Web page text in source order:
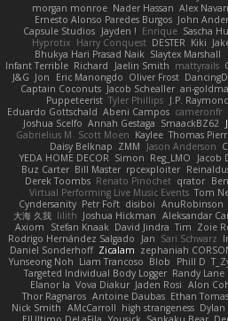
morgan monroe Nader Hassan Alex
Ernesto Alonso Paredes Burgos John
Capsule Studios Jayden ! Enrique Sascha
Hyprotix Harry Conquest DESTER Kiki
Bhukya Hari Prasad Naik Slaytex Marshall
Infant Terrible Richard Jaelin Smith mattyrails
J&G Jon Eric Manongdo Oliver Frost
Captain Coconuts Jacob Schealler ari-
Puppeteerist Tyler Phillips J.P. Raymond
Eduardo Gottschald Abeni Campos cameronfr
Joshua Scelfo Annah Gestaga SmaackBZ62
Gabrielius M
Scott Moen Kaylee Thomas
Daisy Belknap ZMM Jason Anderson
YEDA HOME DECOR Simon Reg_LMO Jacob
Buz Carter Bill Master rpcexploiter
Derek Toombs Renato Pinochet qrator Ben
Virtual Performing Live Music Events Tom
Cyndersanity Petr Fořt disiboi AnuRobinson
大海 久我 lilith Joshua Hickman Aleksandar
Axiom
Stefan Knaak David Jindra Tim Zoie
Rodrigo Hernández Salgado
Jan Sari Schwarz
Daniel Sonderhoff Zicalam zephaniah
Yunseong Noh Liam Trancoso Blob Phill D
Targeted Individual Body Logger Randy Lane
Elanor la Vova Diakur Jaden Rosi Alon
Thor Ragnaros Antoine Daubas Ethan
Nick Smith AMcCarroll high strangeness Dylan